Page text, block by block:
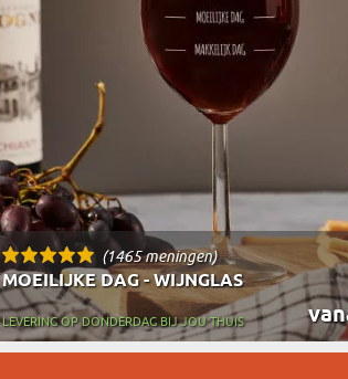
VOEDINGSMIDDELEN
SOORT CADEAU
(1465 meningen)
MOEILIJKE DAG - WIJNGLAS
LEVERING OP DONDERDAG BIJ JOU THUIS